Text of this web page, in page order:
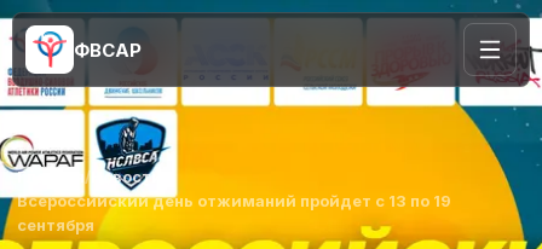
ФВСАР
Главная / Новости
Всероссийский день отжиманий пройдет с 13 по 19
сентября